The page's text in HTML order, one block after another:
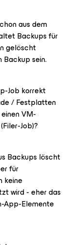
aus dem
Backups für
gelöscht
sein.
Job korrekt
/ Festplatten
VM-
Job)?
Backups löscht
für
keine
wird - eher das
App-Elemente